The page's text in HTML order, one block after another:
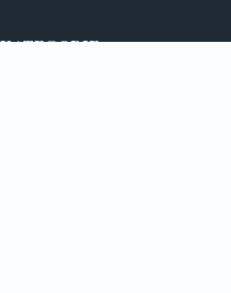
KATEGORIE